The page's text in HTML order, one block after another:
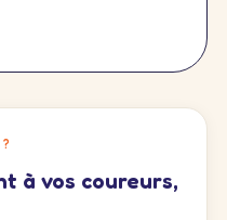
à vos coureurs,